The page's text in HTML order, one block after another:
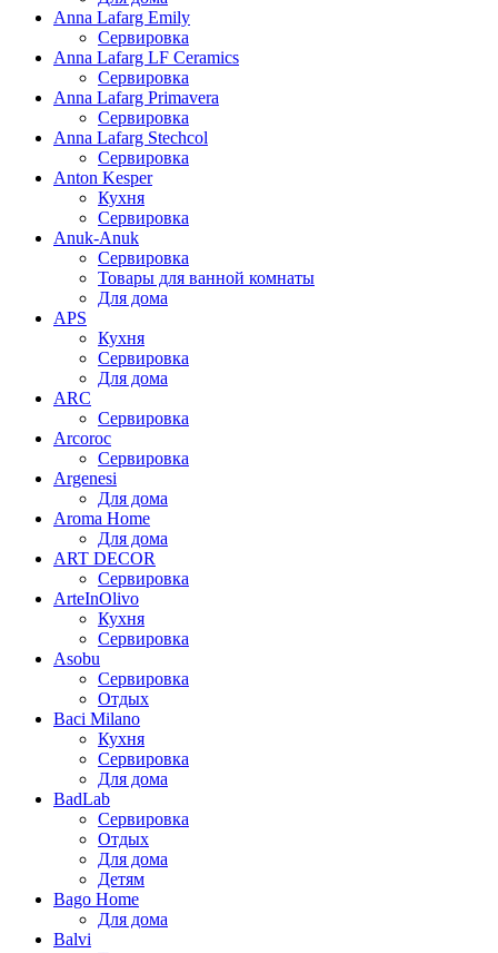
Anna Lafarg Emily
Сервировка
Anna Lafarg LF Ceramics
Сервировка
Anna Lafarg Primavera
Сервировка
Anna Lafarg Stechcol
Сервировка
Anton Kesper
Кухня
Сервировка
Anuk-Anuk
Сервировка
Товары для ванной комнаты
Для дома
APS
Кухня
Сервировка
Для дома
ARC
Сервировка
Arcoroc
Сервировка
Argenesi
Для дома
Aroma Home
Для дома
ART DECOR
Сервировка
ArteInOlivo
Кухня
Сервировка
Asobu
Сервировка
Отдых
Baci Milano
Кухня
Сервировка
Для дома
BadLab
Сервировка
Отдых
Для дома
Детям
Bago Home
Для дома
Balvi